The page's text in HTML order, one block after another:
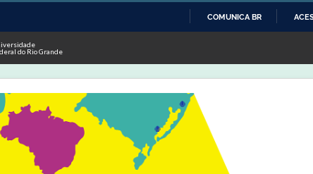
O
CONTEÚDO
COMUNICA BR
do Rio Grande